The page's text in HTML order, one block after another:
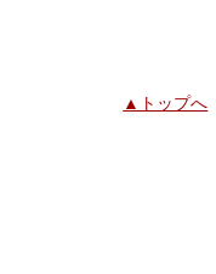
▲トップへ